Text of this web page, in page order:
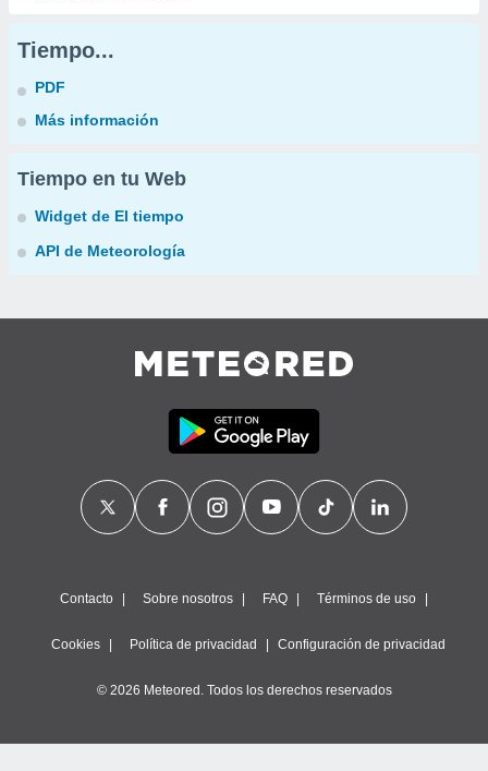
Tiempo...
PDF
Más información
Tiempo en tu Web
Widget de El tiempo
API de Meteorología
Contacto Sobre nosotros FAQ Términos de uso
Cookies Política de privacidad Configuración de privacidad
© 2026 Meteored. Todos los derechos reservados